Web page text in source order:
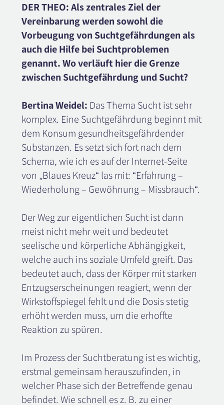
DER THEO: Als zentrales Ziel der
Vereinbarung werden sowohl die
Vorbeugung von Suchtgefährdungen als
auch die Hilfe bei Suchtproblemen
genannt. Wo verläuft hier die Grenze
zwischen Suchtgefährdung und Sucht?
Bertina Weidel: Das Thema Sucht ist sehr
komplex. Eine Suchtgefährdung beginnt mit
dem Konsum gesundheitsgefährdender
Substanzen. Es setzt sich fort nach dem
Schema, wie ich es auf der Internet-Seite
von „Blaues Kreuz“ las mit: “Erfahrung –
Wiederholung – Gewöhnung – Missbrauch“.
Der Weg zur eigentlichen Sucht ist dann
meist nicht mehr weit und bedeutet
seelische und körperliche Abhängigkeit,
welche auch ins soziale Umfeld greift. Das
bedeutet auch, dass der Körper mit starken
Entzugserscheinungen reagiert, wenn der
Wirkstoffspiegel fehlt und die Dosis stetig
erhöht werden muss, um die erhoffte
Reaktion zu spüren.
Im Prozess der Suchtberatung ist es wichtig,
erstmal gemeinsam herauszufinden, in
welcher Phase sich der Betreffende genau
befindet. Wie schnell es z. B. zu einer